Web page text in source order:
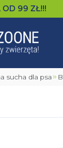
OD 99 ZŁ!!!
sucha dla psa